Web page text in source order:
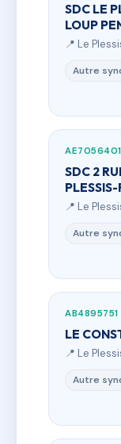
SDC LE
LOUP
📍 Le
Autre
AE7056401
SDC 2
📍 Le
Autre
AB4895751
LE
📍 Le
Autre